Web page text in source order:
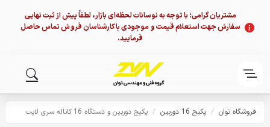
مشتریان گرامی؛ با توجه به نوسانات لحظه‌ای بازار، لطفاً پیش از ثبت نهایی
سفارش جهت استعلام قیمت و موجودی با کارشناسان فروش تماس حاصل
فرمایید.
فروشگاه توان / پکیج 16 دوربین / پکیج دوربین و دستگاه 16 کاناله سری لایت